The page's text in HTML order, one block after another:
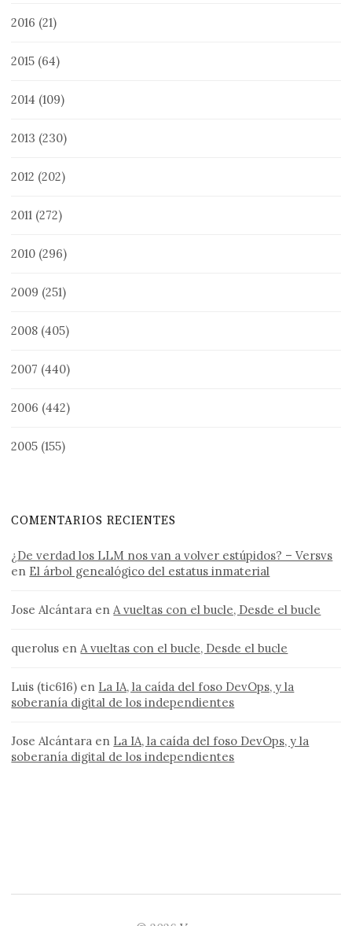
2016 (21)
2015 (64)
2014 (109)
2013 (230)
2012 (202)
2011 (272)
2010 (296)
2009 (251)
2008 (405)
2007 (440)
2006 (442)
2005 (155)
COMENTARIOS RECIENTES
¿De verdad los LLM nos van a volver estúpidos? – Versvs
en El árbol genealógico del estatus inmaterial
Jose Alcántara en A vueltas con el bucle, Desde el bucle
querolus en A vueltas con el bucle, Desde el bucle
Luis (tic616) en La IA, la caída del foso DevOps, y la
soberanía digital de los independientes
Jose Alcántara en La IA, la caída del foso DevOps, y la
soberanía digital de los independientes